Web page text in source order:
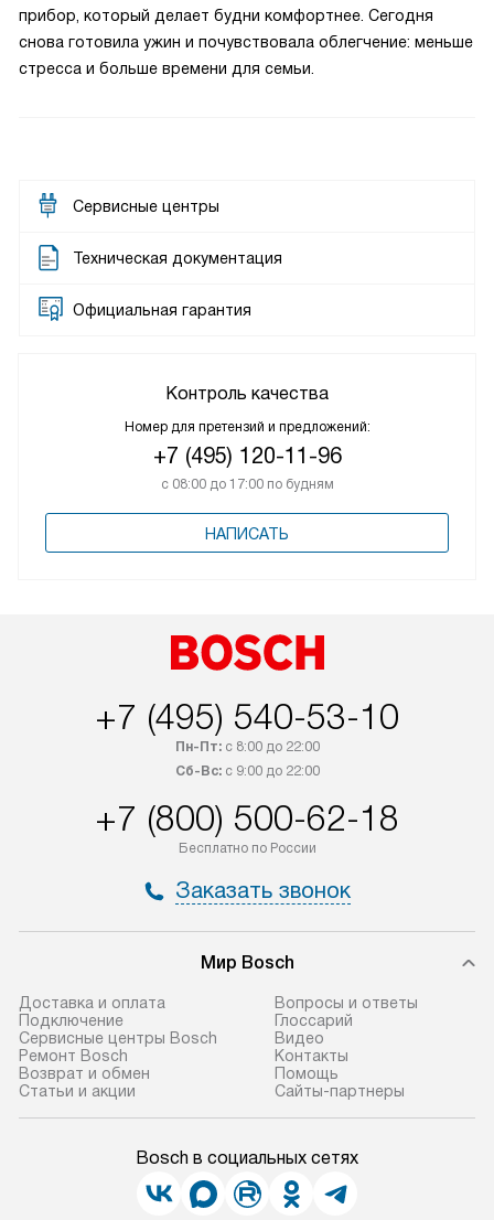
прибор, который делает будни комфортнее. Сегодня
снова готовила ужин и почувствовала облегчение: меньше
стресса и больше времени для семьи.
Сервисные центры
Техническая документация
Официальная гарантия
Контроль качества
Номер для претензий и предложений:
+7 (495) 120-11-96
с 08:00 до 17:00 по будням
НАПИСАТЬ
+7 (495) 540-53-10
Пн-Пт:с 8:00 до 22:00
Сб-Вс:с 9:00 до 22:00
+7 (800) 500-62-18
Бесплатно по России
Заказать звонок
Мир Bosch
Доставка и оплата
Подключение
Сервисные центры Bosch
Ремонт Bosch
Возврат и обмен
Статьи и акции
Вопросы и ответы
Глоссарий
Видео
Контакты
Помощь
Сайты-партнеры
Bosch в социальных сетях